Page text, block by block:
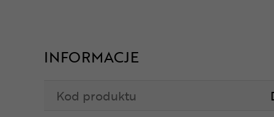
INFORMACJE
Kod produktu